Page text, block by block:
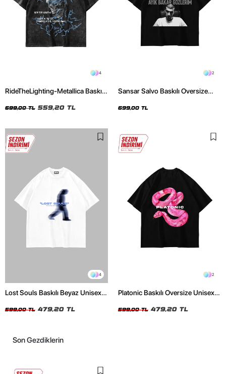
4
RideTheLighting-Metallica Baskılı
Tshirt
699,00 TL 559,20 TL
2
Sansar Salvo Baskılı Oversize
699,00 TL
4
Lost Souls Baskılı Beyaz Unisex
599,00 TL 479,20 TL
2
Platonic Baskılı Oversize Unisex
599,00 TL 479,20 TL
Son Gezdiklerin